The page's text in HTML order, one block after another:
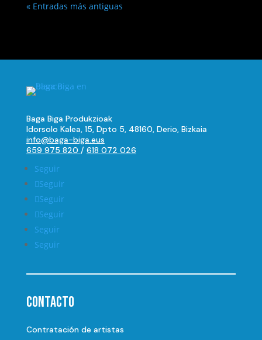
« Entradas más antiguas
Baga Biga Produkzioak
Idorsolo Kalea, 15, Dpto 5, 48160, Derio, Bizkaia
info@baga-biga.eus
659 975 820 / 618 072 026
Seguir
Seguir
Seguir
Seguir
Seguir
Seguir
Contacto
Contratación de artistas